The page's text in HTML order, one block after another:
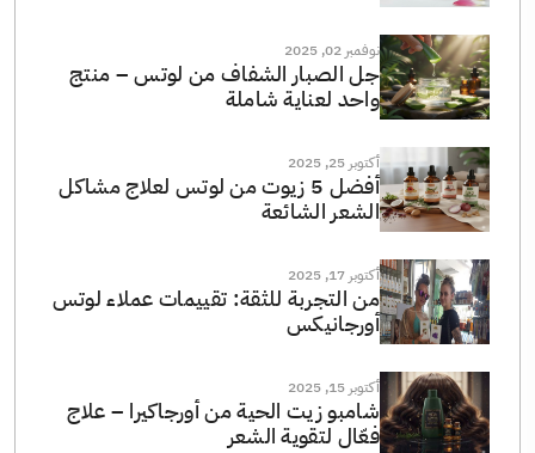
نوفمبر 02, 2025
جل الصبار الشفاف من لوتس – منتج
واحد لعناية شاملة
أكتوبر 25, 2025
أفضل 5 زيوت من لوتس لعلاج مشاكل
الشعر الشائعة
أكتوبر 17, 2025
من التجربة للثقة: تقييمات عملاء لوتس
أورجانيكس
أكتوبر 15, 2025
شامبو زيت الحية من أورجاكيرا – علاج
فعّال لتقوية الشعر